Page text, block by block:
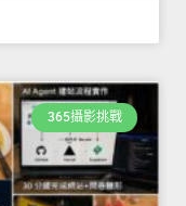
365攝影挑戰